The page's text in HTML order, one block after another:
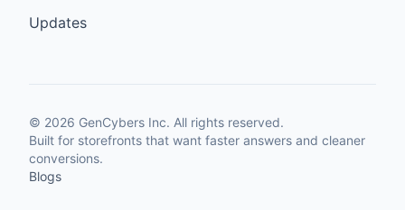
Updates
© 2026 GenCybers Inc. All rights reserved.
Built for storefronts that want faster answers and cleaner
conversions.
Blogs